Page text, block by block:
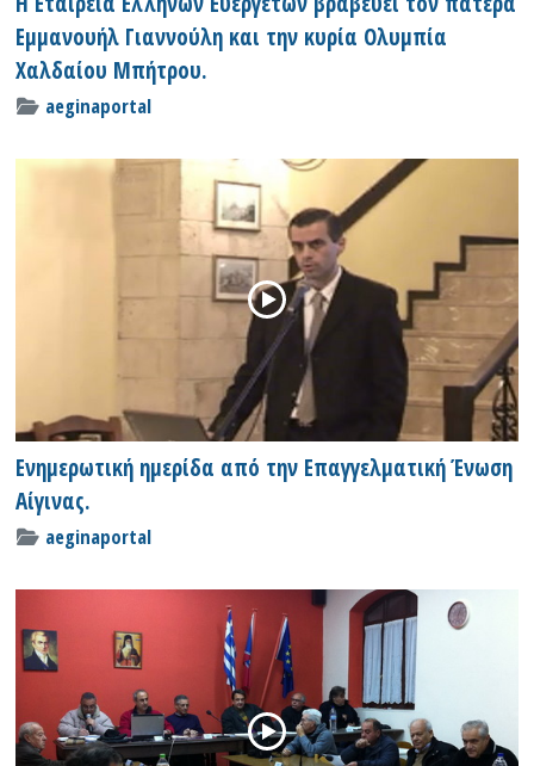
Εμμανουήλ Γιαννούλη και την κυρία Ολυμπία
Χαλδαίου Μπήτρου.
aeginaportal
Ενημερωτική ημερίδα από την Επαγγελματική Ένωση
Αίγινας.
aeginaportal